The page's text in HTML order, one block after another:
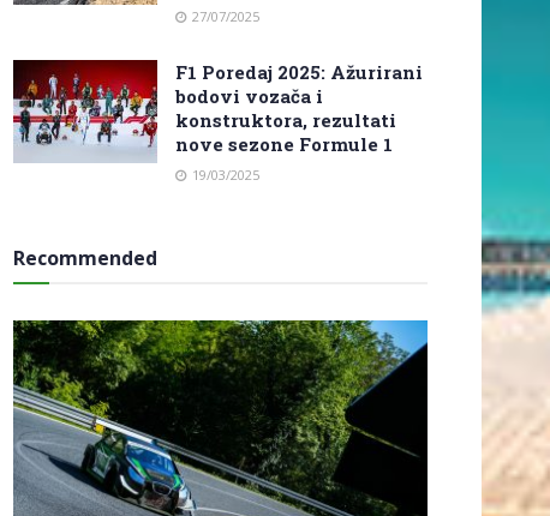
27/07/2025
F1 Poredaj 2025: Ažurirani
bodovi vozača i
konstruktora, rezultati
nove sezone Formule 1
19/03/2025
Recommended